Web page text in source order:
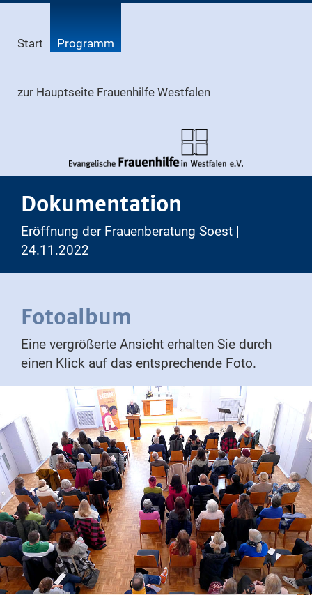
Start Programm
zur Hauptseite Frauenhilfe Westfalen
Dokumentation
Eröffnung der Frauenberatung Soest |
24.11.2022
Fotoalbum
Eine vergrößerte Ansicht erhalten Sie durch
einen Klick auf das entsprechende Foto.